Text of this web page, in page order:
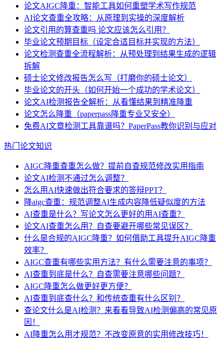
论文AIGC降重：智能工具如何重塑学术写作规范
AI论文查重全攻略：从原理到实操的深度解析
论文引用的算查重吗 论文应该怎么引用？
毕业论文预期目标（设定合适目标并实现的方法）
论文检测查重全流程解析：从预处理到结果生成的逻辑
拆解​
硕士论文修改报告怎么写（打磨你的硕士论文）
毕业论文的开头（如何开始一个成功的学术论文）
论文AI检测报告全解析：从看懂结果到精准降重
论文怎么降重（paperpass降重专业又安全）
免费AI文章检测工具靠谱吗？PaperPass教你识别与应对
热门论文知识
AIGC降重查重怎么做？提前自查规范修改实用指南
论文AI检测不通过怎么调整？
怎么用AI快速做出符合要求的答辩PPT？
降aigc查重：规范调整AI生成内容降低疑似度的方法
AI查重是什么？写论文怎么更好的用AI查重？
论文AI查重怎么用？自查要避开哪些常见误区？
什么是合规的AIGC降重？如何借助工具提升AIGC降重
效率？
AIGC查重有哪些实用方法？有什么需要注意的事项？
AI查重到底是什么？自查需要注意哪些问题？
AIGC降重怎么做更好更方便？
AI查重到底查什么？和传统查重有什么区别？
查论文什么是AI检测？来看看导致AI检测偏高的常见原
因！
AI降重怎么用才规范？不改变原意的实用修改技巧！